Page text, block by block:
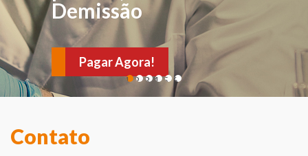
Demissão
Pagar Agora!
Para avaliações e
verificações de sintomas
e sinais sugestivos de
várias doenças. Agende
1 2 3 4 5 6
Contato